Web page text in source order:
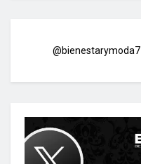
@bienestarymoda7